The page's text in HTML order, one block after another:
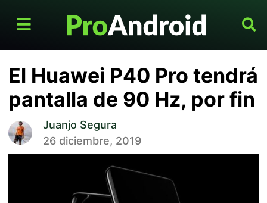
El Huawei P40 Pro tendrá
pantalla de 90 Hz, por fin
Juanjo Segura
26 diciembre, 2019